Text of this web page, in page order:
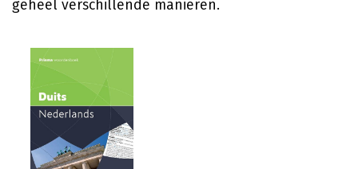
geheel verschillende manieren.